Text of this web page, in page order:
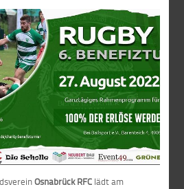
Osnabrück RFC lädt am